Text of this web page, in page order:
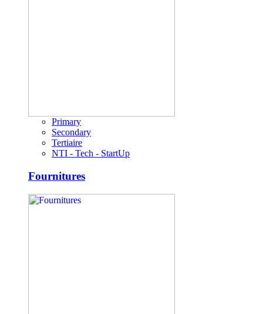
Primary
Secondary
Tertiaire
NTI - Tech - StartUp
Fournitures